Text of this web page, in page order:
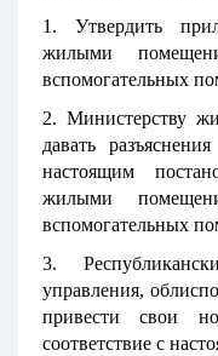
1. Утвердить
жилыми
вспомогательных
2. Министерству
давать
настоящим
жилыми
вспомогательных
3.
управления,
привести свои
соответствие с